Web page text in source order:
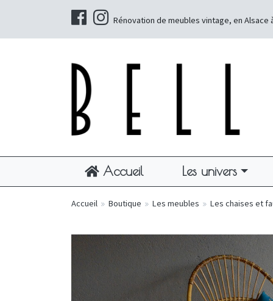
Rénovation de meubles vintage, en Alsace
Accueil Les univers
Accueil » Boutique » Les meubles » Les chaises et